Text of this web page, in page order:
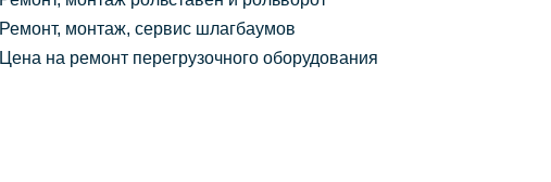
Ремонт, монтаж, сервис шлагбаумов
Цена на ремонт перегрузочного оборудования